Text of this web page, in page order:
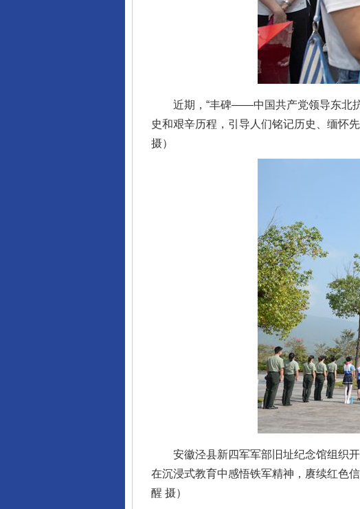
近期，“丰碑——中国共产党领导东北抗
史和艰辛历程，引导人们铭记历史、缅怀
摄）
安徽泾县新四军军部旧址纪念馆组织开
在沉浸式教育中感悟铁军精神，赓续红色
醒 摄）
完善运行机制助力责任有效落实
东山县通报“牛蛙产品抗生素超标问题”